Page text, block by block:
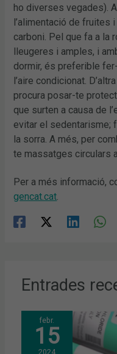
ho diverses vegades).
l’alimentació de fruites
carboni. Pel que fa a la
lleugeres i amples, i
dormir, és preferible
l’aire condicionat.
procura posar-te
que surten a causa de
evitar el sedentarisme;
la sorra. A més, per
te massatges circulars
Per a més informació,
gencat.cat.
Entrades
febr.
15
2024